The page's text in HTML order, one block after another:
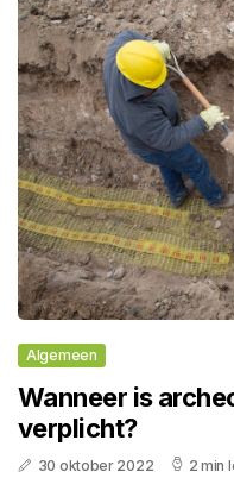
Algemeen
Wanneer is
verplicht?
30 oktober 2022 2 min